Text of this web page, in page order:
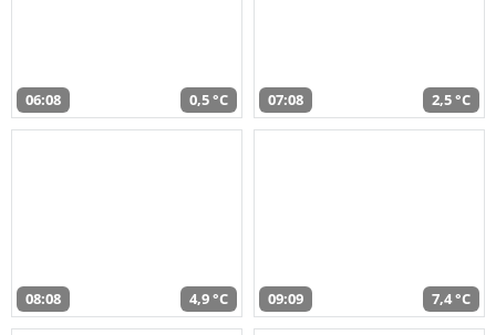
06:08 0,5 °C 07:08 2,5 °C
08:08 4,9 °C 09:09 7,4 °C